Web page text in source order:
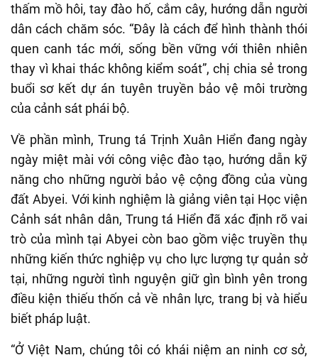
thấm mồ hôi, tay đào hố, cắm cây, hướng dẫn người
dân cách chăm sóc. “Đây là cách để hình thành thói
quen canh tác mới, sống bền vững với thiên nhiên
thay vì khai thác không kiểm soát”, chị chia sẻ trong
buổi sơ kết dự án tuyên truyền bảo vệ môi trường
của cảnh sát phái bộ.
Về phần mình, Trung tá Trịnh Xuân Hiển đang ngày
ngày miệt mài với công việc đào tạo, hướng dẫn kỹ
năng cho những người bảo vệ cộng đồng của vùng
đất Abyei. Với kinh nghiệm là giảng viên tại Học viện
Cảnh sát nhân dân, Trung tá Hiển đã xác định rõ vai
trò của mình tại Abyei còn bao gồm việc truyền thụ
những kiến thức nghiệp vụ cho lực lượng tự quản sở
tại, những người tình nguyện giữ gìn bình yên trong
điều kiện thiếu thốn cả về nhân lực, trang bị và hiểu
biết pháp luật.
“Ở Việt Nam, chúng tôi có khái niệm an ninh cơ sở,